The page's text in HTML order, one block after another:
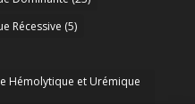
Récessive (5)
Hémolytique et Urémique